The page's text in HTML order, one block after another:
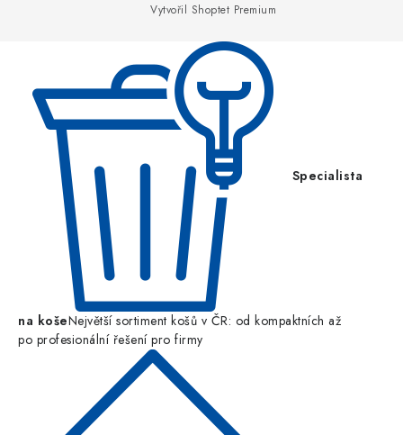
Vytvořil Shoptet Premium
Specialista
na košeNejvětší sortiment košů v ČR: od kompaktních až
po profesionální řešení pro firmy